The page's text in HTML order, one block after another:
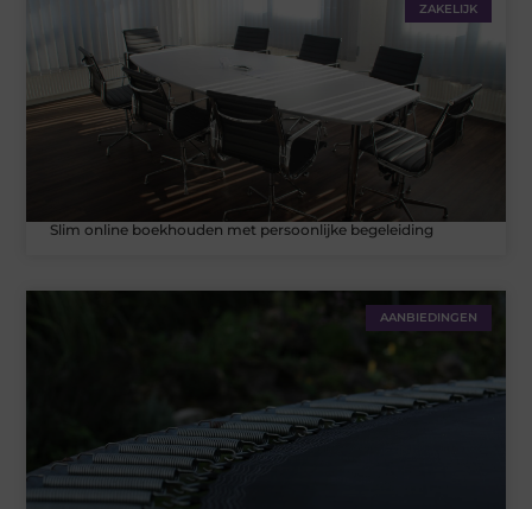
ZAKELIJK
Slim online boekhouden met persoonlijke begeleiding
AANBIEDINGEN